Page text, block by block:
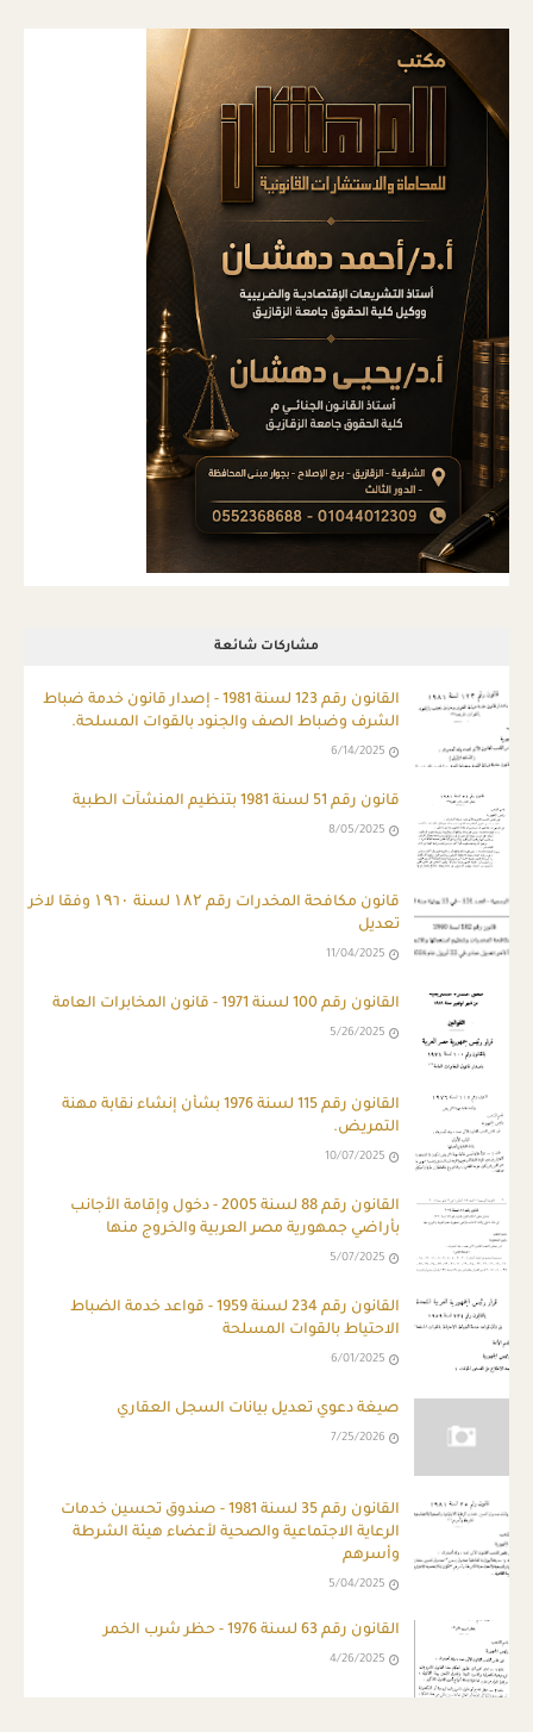
مشاركات شائعة
ِالقانون رقم 123 لسنة 1981 - إصدار قانون خدمة ضباط
الشرف وضباط الصف والجنود بالقوات المسلحة.
6/14/2025
قانون رقم 51 لسنة 1981 بتنظيم المنشآت الطبية
8/05/2025
قانون مكافحة المخدرات رقم ۱۸۲ لسنة ۱۹٦۰ وفقا لاخر
تعديل
11/04/2025
القانون رقم 100 لسنة 1971 - قانون المخابرات العامة
5/26/2025
القانون رقم 115 لسنة 1976 بشأن إنشاء نقابة مهنة
التمريض.
10/07/2025
القانون رقم 88 لسنة 2005 - دخول وإقامة الأجانب
بأراضي جمهورية مصر العربية والخروج منها
5/07/2025
القانون رقم 234 لسنة 1959 - قواعد خدمة الضباط
الاحتياط بالقوات المسلحة
6/01/2025
صيغة دعوي تعديل بيانات السجل العقاري
7/25/2026
القانون رقم 35 لسنة 1981 - صندوق تحسين خدمات
الرعاية الاجتماعية والصحية لأعضاء هيئة الشرطة
وأسرهم
5/04/2025
القانون رقم 63 لسنة 1976 - حظر شرب الخمر
4/26/2025